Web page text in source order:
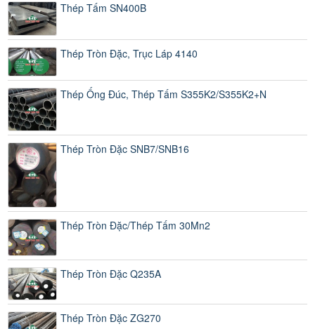
Thép Tấm SN400B
Thép Tròn Đặc, Trục Láp 4140
Thép Ống Đúc, Thép Tấm S355K2/S355K2+N
Thép Tròn Đặc SNB7/SNB16
Thép Tròn Đặc/Thép Tấm 30Mn2
Thép Tròn Đặc Q235A
Thép Tròn Đặc ZG270